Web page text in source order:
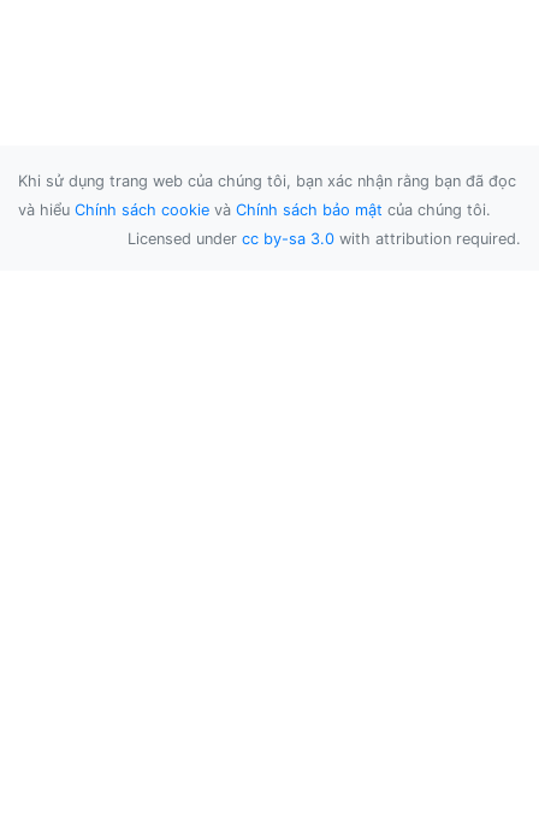
Khi sử dụng trang web của chúng tôi, bạn xác nhận rằng bạn đã đọc
và hiểu Chính sách cookie và Chính sách bảo mật của chúng tôi.
Licensed under cc by-sa 3.0 with attribution required.